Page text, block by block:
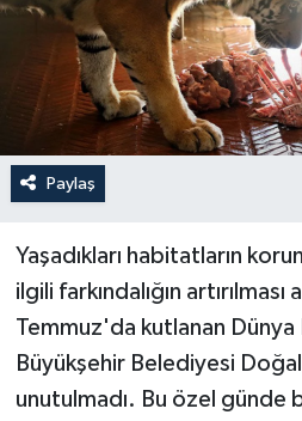
Paylaş
Yaşadıkları habitatların
ilgili farkındalığın artırılması
Temmuz'da kutlanan Dünya
Büyükşehir Belediyesi
unutulmadı. Bu özel günde
Kültür Sanat
Magazin
Öğle Bülteni
Sosyal medya
Spor